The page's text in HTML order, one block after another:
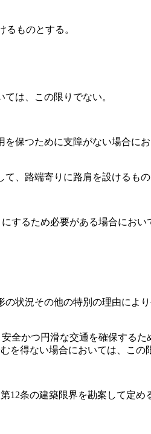
ものとする。
は、この限りでない。
保つために支障がない場合に
、路端寄りに路肩を設けるもの
するため必要がある場合にお
の状況その他の特別の理由によ
安全かつ円滑な交通を確保する
を得ない場合においては、この
12条の建築限界を勘案して定め